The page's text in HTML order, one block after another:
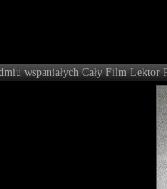
wspaniałych Cały Film